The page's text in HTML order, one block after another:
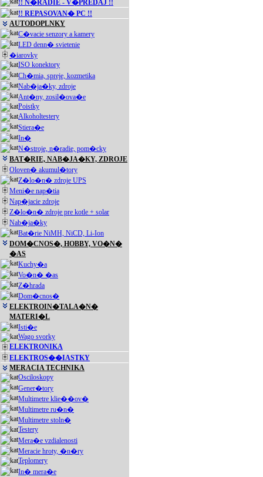
!! N�RADIE - V�PREDAJ !!
!! REPASOVAN� PC !!
AUTODOPLNKY
C�vacie senzory a kamery
LED denn� svietenie
�iarovky
ISO konektory
Ch�mia, spreje, kozmetika
Nab�ja�ky, zdroje
Ant�ny, zosil�ova�e
Poistky
Alkoholtestery
Stiera�e
In�
N�stroje, n�radie, pom�cky
BAT�RIE, NAB�JA�KY, ZDROJE
Oloven� akumul�tory
Z�lo�n� zdroje UPS
Meni�e nap�tia
Nap�jacie zdroje
Z�lo�n� zdroje pre kotle + solar
Nab�ja�ky
Bat�rie NiMH, NiCD, Li-Ion
DOM�CNOS�, HOBBY, VO�N�
�AS
Kuchy�a
Vo�n� �as
Z�hrada
Dom�cnos�
ELEKTROIN�TALA�N�
MATERI�L
Isti�e
Wago svorky
ELEKTRONIKA
ELEKTROS��IASTKY
MERACIA TECHNIKA
Osciloskopy
Gener�tory
Multimetre klie��ov�
Multimetre ru�n�
Multimetre stoln�
Testery
Mera�e vzdialenosti
Meracie hroty, �n�ry
Teplomery
In� mera�e